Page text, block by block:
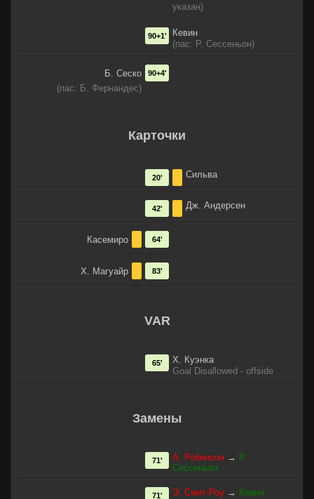
указан)
Кевин
(пас: Р. Сессеньон)
90+1'
Б. Сеско
(пас: Б. Фернандес)
90+4'
Карточки
Сильва
20'
Дж. Андерсен
42'
Касемиро 64'
Х. Магуайр 83'
VAR
Х. Куэнка
Goal Disallowed - offside
65'
Замены
А. Робинсон → Р.
Сессеньон
71'
Э. Смит-Роу → Кевин
71'